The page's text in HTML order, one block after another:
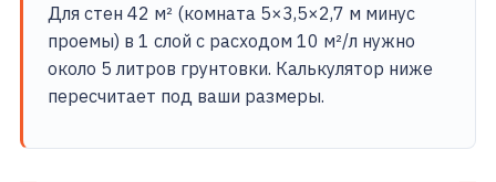
Для стен 42 м² (комната 5×3,5×2,7 м минус
проемы) в 1 слой с расходом 10 м²/л нужно
около 5 литров грунтовки. Калькулятор ниже
пересчитает под ваши размеры.